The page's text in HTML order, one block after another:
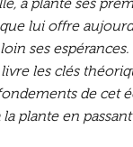
a planté ses
lui offre
ses espérances.
les clés
de cet
plante en